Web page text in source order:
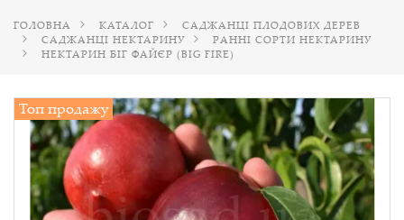
ГОЛОВНА КАТАЛОГ
САДЖАНЦІ ПЛОДОВИХ ДЕРЕВ
САДЖАНЦІ НЕКТАРИНУ
РАННІ СОРТИ НЕКТАРИНУ
НЕКТАРИН БІГ ФАЙЄР (BIG FIRE)
Топ продажу